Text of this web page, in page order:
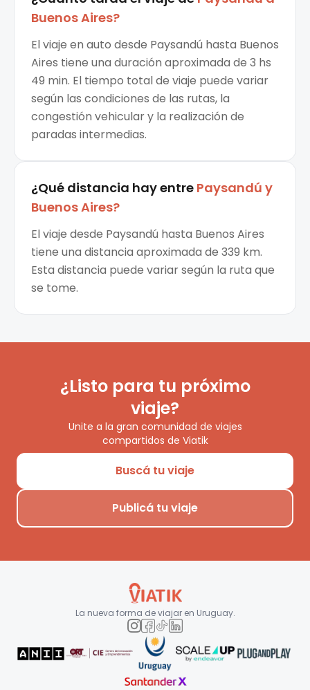
Buenos Aires?
El viaje en auto desde Paysandú hasta Buenos
Aires tiene una duración aproximada de 3 hs
49 min. El tiempo total de viaje puede variar
según las condiciones de las rutas, la
congestión vehicular y la realización de
paradas intermedias.
¿Qué distancia hay entre Paysandú y
Buenos Aires?
El viaje desde Paysandú hasta Buenos Aires
tiene una distancia aproximada de 339 km.
Esta distancia puede variar según la ruta que
se tome.
¿Listo para tu próximo
viaje?
Unite a la gran comunidad de viajes
compartidos de Viatik
Buscá tu viaje
Publicá tu viaje
La nueva forma de viajar en Uruguay.